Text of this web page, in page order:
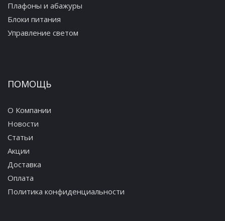
Плафоны и абажуры
Блоки питания
Управление светом
ПОМОЩЬ
О Компании
Новости
Статьи
Акции
Доставка
Оплата
Политика конфиденциальности